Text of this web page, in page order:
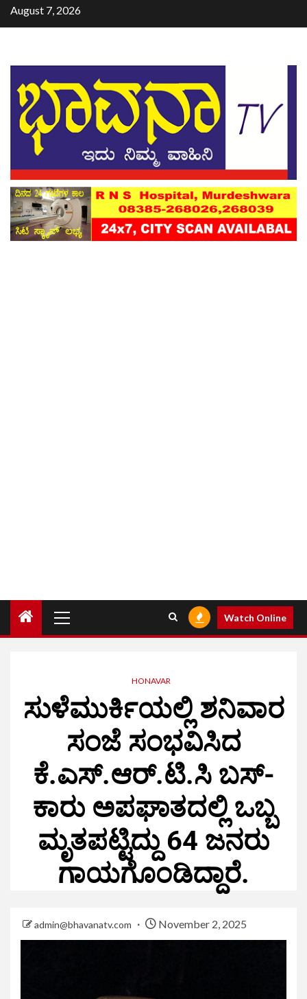
August 7, 2026
Watch Online
HONAVAR
ಸುಳೆಮುರ್ಕಿಯಲ್ಲಿ ಶನಿವಾರ
ಸಂಜೆ ಸಂಭವಿಸಿದ
ಕೆ.ಎಸ್.ಆರ್.ಟಿ.ಸಿ ಬಸ್-
ಕಾರು ಅಪಘಾತದಲ್ಲಿ ಒಬ್ಬ
ಮೃತಪಟ್ಟಿದ್ದು 64 ಜನರು
ಗಾಯಗೊಂಡಿದ್ದಾರೆ.
admin@bhavanatv.com November 2, 2025